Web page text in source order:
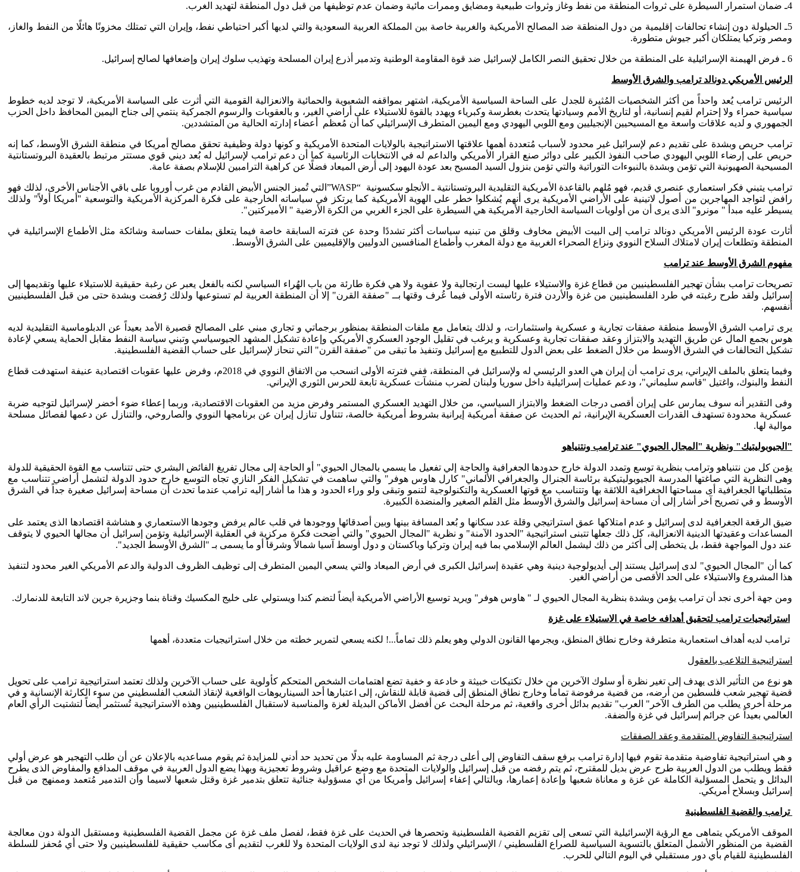
4ـ ضمان استمرار السيطرة على ثروات المنطقة من نفط وغاز وثروات طبيعية ومضايق وممرات مائية وضمان عدم توظيفها من قبل دول المنطقة لتهديد الغرب.
5ـ الحيلولة دون إنشاء تحالفات إقليمية من دول المنطقة ضد المصالح الأمريكية والغربية خاصة بين المملكة العربية السعودية والتي لديها أكبر احتياطي نفط، وإيران التي تمتلك مخزونًا هائلًا من النفط والغاز،
ومصر وتركيا يمتلكان أكبر جيوش متطورة.
6 ـ فرض الهيمنة الإسرائيلية على المنطقة من خلال تحقيق النصر الكامل لإسرائيل ضد قوة المقاومة الوطنية وتدمير أذرع إيران المسلحة وتهذيب سلوك إيران وإضعافها لصالح إسرائيل.
الرئيس الأمريكي دونالد ترامب والشرق الأوسط
الرئيس ترامب يُعد واحداً من أكثر الشخصيات المُثيرة للجدل على الساحة السياسية الأمريكية، اشتهر بمواقفه الشعبوية والحمائية والانعزالية القومية التي أثرت على السياسة الأمريكية، لا توجد لديه خطوط
سياسية حمراء ولا إحترام لقيم إنسانية، أو لتاريخ الأمم وسيادتها يتحدث بغطرسة وكبرياء ويهدد بالقوة للاستيلاء على أراضي الغير، و بالعقوبات والرسوم الجمركية ينتمي إلى جناح اليمين المحافظ داخل الحزب
الجمهوري و لديه علاقات واسعة مع المسيحيين الإنجيليين ومع اللوبي اليهودي ومع اليمين المتطرف الإسرائيلي كما أن مُعظم أعضاء إدارته الحالية من المتشددين.
ترامب حريص وبشدة على تقديم دعم لإسرائيل غير محدود لأسباب مُتعددة أهمها علاقتها الاستراتيجية بالولايات المتحدة الأمريكية و كونها دولة وظيفية تحقق مصالح أمريكا في منطقة الشرق الأوسط، كما إنه
حريص على إرضاء اللوبي اليهودي صاحب النفوذ الكبير على دوائر صنع القرار الأمريكي والداعم له في الانتخابات الرئاسية كما أن دعم ترامب لإسرائيل له بُعد ديني قوي مستتر مرتبط بالعقيدة البروتستانتية
المسيحية الصهيونية التي تؤمن وبشدة بالنبوءات التوراتية والتي تؤمن بنزول السيد المسيح بعد عودة اليهود إلى أرض الميعاد فضلًا عن كراهية الترامبين للإسلام بصفة عامة.
ترامب يتبني فكر استعماري عنصري قديم، فهو مُلهم بالقاعدة الأمريكية التقليدية البروتستانتية ـ الأنجلو سكسونية “WASP”التي تُميز الجنس الأبيض القادم من غرب أوروبا على باقي الأجناس الأخرى، لذلك فهو
رافض لتواجد المهاجرين من أصول لاتينية على الأراضي الأمريكية يرى أنهم يُشكلوا خطر على الهوية الأمريكية كما يرتكز في سياساته الخارجية على فكرة المركزية الأمريكية والتوسعية "أمريكا أولاً" ولذلك
يسيطر عليه مبدأ " مونرو" الذى يرى أن من أولويات السياسة الخارجية الأمريكية هي السيطرة على الجزء الغربي من الكرة الأرضية " الأميركتين".
أثارت عودة الرئيس الأمريكي دونالد ترامب إلى البيت الأبيض مخاوف وقلق من تبنيه سياسات أكثر تشددًا وحدة عن فترته السابقة خاصة فيما يتعلق بملفات حساسة وشائكة مثل الأطماع الإسرائيلية في
المنطقة وتطلعات إيران لامتلاك السلاح النووي ونزاع الصحراء الغربية مع دولة المغرب وأطماع المنافسين الدوليين والإقليميين على الشرق الأوسط.
مفهوم الشرق الأوسط عند ترامب
تصريحات ترامب بشأن تهجير الفلسطينيين من قطاع غزة والاستيلاء عليها ليست ارتجالية ولا عفوية ولا هي فكرة طارئة من باب الهُراء السياسي لكنه بالفعل يعبر عن رغبة حقيقية للاستيلاء عليها وتقديمها إلى
إسرائيل ولقد طرح رغبته في طرد الفلسطينيين من غزة والأردن فترة رئاسته الأولى فيما عُرف وقتها بــ "صفقة القرن" إلا أن المنطقة العربية لم تستوعبها ولذلك رُفضت وبشدة حتى من قبل الفلسطينيين
أنفسهم.
يرى ترامب الشرق الأوسط منطقة صفقات تجارية و عسكرية واستثمارات، و لذلك يتعامل مع ملفات المنطقة بمنظور برجماتي و تجاري مبني على المصالح قصيرة الأمد بعيداً عن الدبلوماسية التقليدية لديه
هوس بجمع المال عن طريق التهديد والابتزاز وعقد صفقات تجارية وعسكرية و يرغب في تقليل الوجود العسكري الأمريكي وإعادة تشكيل المشهد الجيوسياسي وتبني سياسة النفط مقابل الحماية يسعي لإعادة
تشكيل التحالفات في الشرق الأوسط من خلال الضغط على بعض الدول للتطبيع مع إسرائيل وتنفيذ ما تبقى من "صفقة القرن" التي تنحاز لإسرائيل على حساب القضية الفلسطينية.
وفيما يتعلق بالملف الإيراني، يرى ترامب أن إيران هي العدو الرئيسي له ولإسرائيل في المنطقة، ففي فترته الأولى انسحب من الاتفاق النووي في 2018م، وفرض عليها عقوبات اقتصادية عنيفة استهدفت قطاع
النفط والبنوك، واغتيل "قاسم سليماني"، ودعم عمليات إسرائيلية داخل سوريا ولبنان لضرب منشآت عسكرية تابعة للحرس الثوري الإيراني.
وفى التقدير أنه سوف يمارس على إيران أقصى درجات الضغط والابتزاز السياسي، من خلال التهديد العسكري المستمر وفرض مزيد من العقوبات الاقتصادية، وربما إعطاء ضوء أخضر لإسرائيل لتوجيه ضربة
عسكرية محدودة تستهدف القدرات العسكرية الإيرانية، ثم الحديث عن صفقة أمريكية إيرانية بشروط أمريكية خالصة، تتناول تنازل إيران عن برنامجها النووي والصاروخي، والتنازل عن دعمها لفصائل مسلحة
موالية لها.
"الجيوبوليتيك" ونظرية "المجال الحيوي" عند ترامب ونتنياهو
يؤمن كل من نتنياهو وترامب بنظرية توسع وتمدد الدولة خارج حدودها الجغرافية والحاجة إلي تفعيل ما يسمي بالمجال الحيوي" أو الحاجة إلى مجال تفريغ الفائض البشري حتى تتناسب مع القوة الحقيقية للدولة
وهى النظرية التي صاغتها المدرسة الجيوبوليتيكية برئاسة الجنرال والجغرافي الألماني" كارل هاوس هوفر" والتي ساهمت في تشكيل الفكر النازي تجاه التوسع خارج حدود الدولة لتشمل أراضي تتناسب مع
متطلباتها الجغرافية أى مساحتها الجغرافية اللائقة بها وتتناسب مع قوتها العسكرية والتكنولوجية لتنمو وتبقى ولو وراء الحدود و هذا ما أشار إليه ترامب عندما تحدث أن مساحة إسرائيل صغيرة جداً في الشرق
الأوسط و في تصريح آخر أشار إلى أن مساحة إسرائيل والشرق الأوسط مثل القلم الصغير والمنضدة الكبيرة.
ضيق الرقعة الجغرافية لدى إسرائيل و عدم امتلاكها عمق استراتيجي وقلة عدد سكانها و بُعد المسافة بينها وبين أصدقائها ووجودها في قلب عالم يرفض وجودها الاستعماري و هشاشة اقتصادها الذى يعتمد على
المساعدات وعقيدتها الدينية الانعزالية، كل ذلك جعلها تتبنى استراتيجية "الحدود الآمنة" و نظرية "المجال الحيوي" والتي أضحت فكرة مركزية في العقلية الإسرائيلية وتؤمن إسرائيل أن مجالها الحيوي لا يتوقف
عند دول المواجهة فقط، بل يتخطى إلى أكثر من ذلك ليشمل العالم الإسلامي بما فيه إيران وتركيا وباكستان و دول أوسط آسيا شمالاً وشرقاً أو ما يسمى بـ "الشرق الأوسط الجديد".
كما أن "المجال الحيوي" لدى إسرائيل يستند إلى أيديولوجية دينية وهي عقيدة إسرائيل الكبرى في أرض الميعاد والتي يسعي اليمين المتطرف إلى توظيف الظروف الدولية والدعم الأمريكي الغير محدود لتنفيذ
هذا المشروع والاستيلاء على الحد الأقصى من أراضي الغير.
ومن جهة أخرى نجد أن ترامب يؤمن وبشدة بنظرية المجال الحيوي لـ " هاوس هوفر" ويريد توسيع الأراضي الأمريكية أيضاً لتضم كندا ويستولي على خليج المكسيك وقناة بنما وجزيرة جرين لاند التابعة للدنمارك.
استراتيجيات ترامب لتحقيق أهدافه خاصة في الاستيلاء على غزة
ترامب لديه أهداف استعمارية متطرفة وخارج نطاق المنطق، ويجرمها القانون الدولي وهو يعلم ذلك تماماً...! لكنه يسعي لتمرير خطته من خلال استراتيجيات متعددة، أهمها
استراتيجية التلاعب بالعقول
هو نوع من التأثير الذى يهدف إلى تغير نظرة أو سلوك الآخرين من خلال تكتيكات خبيثة و خادعة و خفية تضع اهتمامات الشخص المتحكم كأولوية على حساب الآخرين ولذلك تعتمد استراتيجية ترامب على تحويل
قضية تهجير شعب فلسطين من أرضه، من قضية مرفوضة تماماً وخارج نطاق المنطق إلى قضية قابلة للنقاش، إلى اعتبارها أحد السيناريوهات الواقعية لإنقاذ الشعب الفلسطيني من سوء الكارثة الإنسانية و في
مرحلة أخرى يطلب من الطرف الآخر" العرب" تقديم بدائل أخرى واقعية، ثم مرحلة البحث عن أفضل الأماكن البديلة لغزة والمناسبة لاستقبال الفلسطينيين وهذه الاستراتيجية تُستثمر أيضاً لتشتيت الرأي العام
العالمي بعيداً عن جرائم إسرائيل في غزة والضفة.
استراتيجية التفاوض المتقدمة وعقد الصفقات
و هي استراتيجية تفاوضية متقدمة تقوم فيها إدارة ترامب برفع سقف التفاوض إلى أعلى درجة ثم المساومة عليه بدلًا من تحديد حد أدني للمزايدة ثم يقوم مساعديه بالإعلان عن أن طلب التهجير هو عرض أولي
فقط ويطلب من الدول العربية طرح عرض بديل للمقترح، ثم يتم رفضه من قبل إسرائيل والولايات المتحدة مع وضع عراقيل وشروط تعجيزية وبهذا يضع الدول العربية في موقف المدافع والمفاوض الذى يطرح
البدائل و يتحمل المسؤلية الكاملة عن غزة و معاناة شعبها وإعادة إعمارها، وبالتالي إعفاء إسرائيل وأمريكا من أي مسؤولية جنائية تتعلق بتدمير غزة وقتل شعبها لاسيما وأن التدمير مُتعمد وممنهج من قبل
إسرائيل وبسلاح أمريكي.
ترامب والقضية الفلسطينية
الموقف الأمريكي يتماهى مع الرؤية الإسرائيلية التي تسعى إلى تقزيم القضية الفلسطينية وتحصرها في الحديث على غزة فقط، لفصل ملف غزة عن مجمل القضية الفلسطينية ومستقبل الدولة دون معالجة
القضية من المنظور الأشمل المتعلق بالتسوية السياسية للصراع الفلسطيني / الإسرائيلي ولذلك لا توجد نية لدى الولايات المتحدة ولا للغرب لتقديم أى مكاسب حقيقية للفلسطينيين ولا حتى أي مُحفز للسلطة
الفلسطينية للقيام بأي دور مستقبلي في اليوم التالي للحرب.